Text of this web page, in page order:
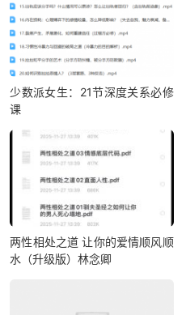
少数派女生：21节深度关系必修
课
两性相处之道 让你的爱情顺风顺
水（升级版）林念卿